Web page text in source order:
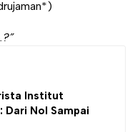
Institut
: Dari Nol Sampai